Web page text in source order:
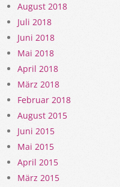
August 2018
Juli 2018
Juni 2018
Mai 2018
April 2018
März 2018
Februar 2018
August 2015
Juni 2015
Mai 2015
April 2015
März 2015